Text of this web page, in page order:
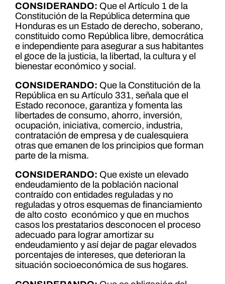
CONSIDERANDO: Que el Artículo 1 de la
Constitución de la República determina que
Honduras es un Estado de derecho, soberano,
constituido como República libre, democrática
e independiente para asegurar a sus habitantes
el goce de la justicia, la libertad, la cultura y el
bienestar económico y social.
CONSIDERANDO: Que la Constitución de la
República en su Artículo 331, señala que el
Estado reconoce, garantiza y fomenta las
libertades de consumo, ahorro, inversión,
ocupación, iniciativa, comercio, industria,
contratación de empresa y de cualesquiera
otras que emanen de los principios que forman
parte de la misma.
CONSIDERANDO: Que existe un elevado
endeudamiento de la población nacional
contraído con entidades reguladas y no
reguladas y otros esquemas de financiamiento
de alto costo económico y que en muchos
casos los prestatarios desconocen el proceso
adecuado para lograr amortizar su
endeudamiento y así dejar de pagar elevados
porcentajes de intereses, que deterioran la
situación socioeconómica de sus hogares.